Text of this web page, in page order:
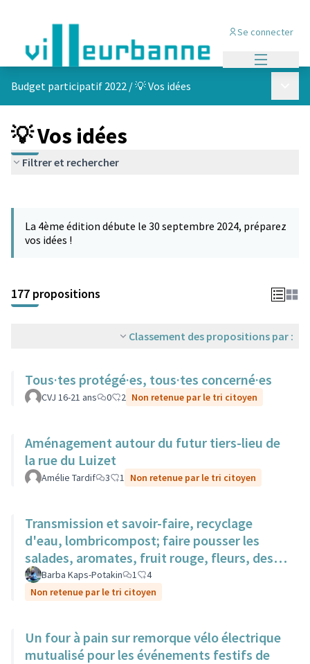
Se connecter
Budget participatif 2022 /💡 Vos idées
💡 Vos idées
Filtrer et rechercher
−
La 4ème édition débute le 30 septembre 2024, préparez
vos idées !
177 propositions
Classement des propositions par :
Tous·tes protégé·es, tous·tes concerné·es
CVJ 16-21 ans 0 2 Non retenue par le tri citoyen
Aménagement autour du futur tiers-lieu de
la rue du Luizet
Amélie Tardif 3 1 Non retenue par le tri citoyen
Transmission et savoir-faire, recyclage
d'eau, lombricompost; faire pousser les
salades, aromates, fruit rouge, fleurs, des
surfaces sur des toits.
Barba Kaps-Potakin 1
4
Non retenue par le tri citoyen
Un four à pain sur remorque vélo électrique
mutualisé pour les événements festifs de